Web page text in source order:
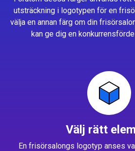
utsträckning i logotypen för en
välja en annan färg om din
kan ge dig en
Välj rätt
En frisörsalongs logotyp anses